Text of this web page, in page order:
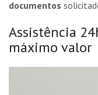
documentos
Assistência
máximo valor